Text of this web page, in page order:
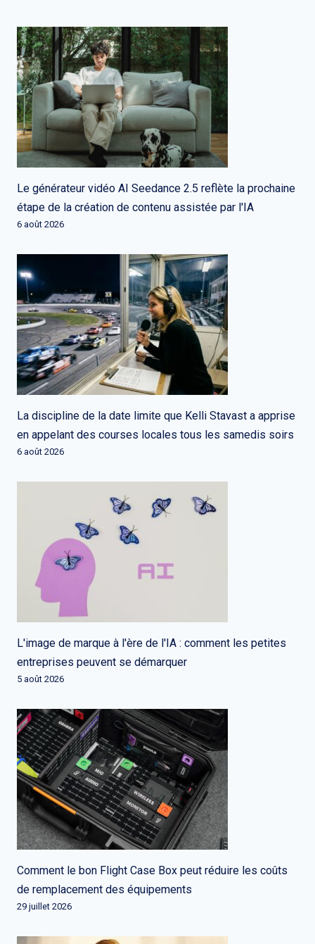
Le générateur vidéo AI Seedance 2.5 reflète la prochaine
étape de la création de contenu assistée par l'IA
6 août 2026
La discipline de la date limite que Kelli Stavast a apprise
en appelant des courses locales tous les samedis soirs
6 août 2026
L'image de marque à l'ère de l'IA : comment les petites
entreprises peuvent se démarquer
5 août 2026
Comment le bon Flight Case Box peut réduire les coûts
de remplacement des équipements
29 juillet 2026